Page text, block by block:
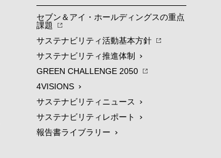
セブン＆アイ・ホールディングスの重点
課題
サステナビリティ活動基本方針
サステナビリティ推進体制
GREEN CHALLENGE 2050
4VISIONS
サステナビリティニュース
サステナビリティレポート
報告書ライブラリー